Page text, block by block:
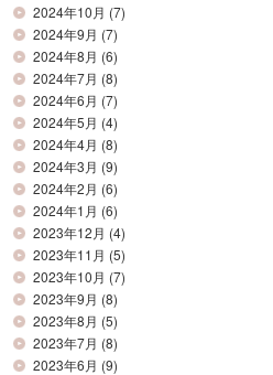
2024年10月 (7)
2024年9月 (7)
2024年8月 (6)
2024年7月 (8)
2024年6月 (7)
2024年5月 (4)
2024年4月 (8)
2024年3月 (9)
2024年2月 (6)
2024年1月 (6)
2023年12月 (4)
2023年11月 (5)
2023年10月 (7)
2023年9月 (8)
2023年8月 (5)
2023年7月 (8)
2023年6月 (9)